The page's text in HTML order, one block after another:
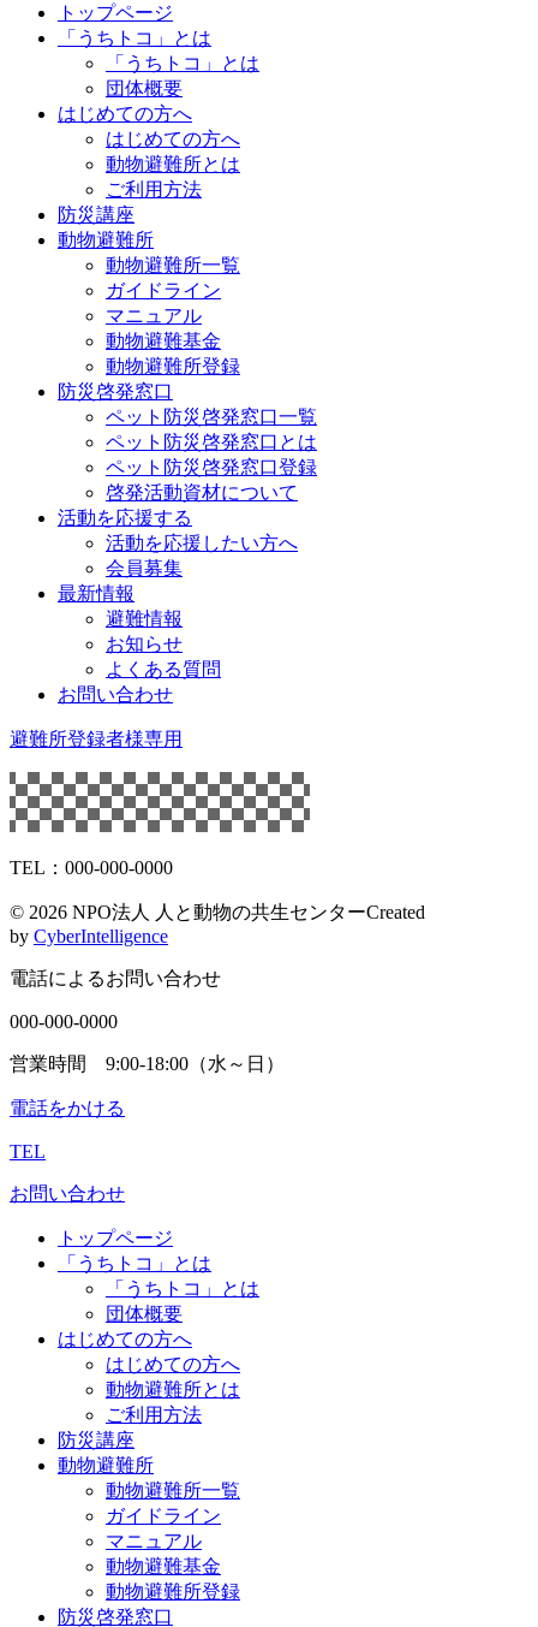
トップページ
「うちトコ」とは
「うちトコ」とは
団体概要
はじめての方へ
はじめての方へ
動物避難所とは
ご利用方法
防災講座
動物避難所
動物避難所一覧
ガイドライン
マニュアル
動物避難基金
動物避難所登録
防災啓発窓口
ペット防災啓発窓口一覧
ペット防災啓発窓口とは
ペット防災啓発窓口登録
啓発活動資材について
活動を応援する
活動を応援したい方へ
会員募集
最新情報
避難情報
お知らせ
よくある質問
お問い合わせ
避難所登録者様専用
TEL：000-000-0000
© 2026 NPO法人 人と動物の共生センターCreated
by CyberIntelligence
電話によるお問い合わせ
000-000-0000
営業時間 9:00-18:00（水～日）
電話をかける
TEL
お問い合わせ
トップページ
「うちトコ」とは
「うちトコ」とは
団体概要
はじめての方へ
はじめての方へ
動物避難所とは
ご利用方法
防災講座
動物避難所
動物避難所一覧
ガイドライン
マニュアル
動物避難基金
動物避難所登録
防災啓発窓口